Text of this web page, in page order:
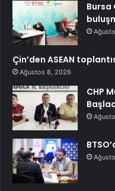
Bursa
Çin’den ASEAN
Ağustos 8, 2026
CHP